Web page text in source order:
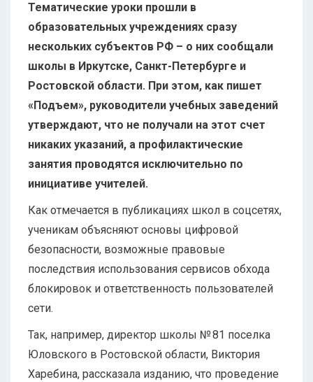
Тематические уроки прошли в
образовательных учреждениях сразу
нескольких субъектов РФ – о них сообщали
школы в Иркутске, Санкт-Петербурге и
Ростовской области. При этом, как пишет
«Подъем», руководители учебных заведений
утверждают, что не получали на этот счет
никаких указаний, а профилактические
занятия проводятся исключительно по
инициативе учителей.
Как отмечается в публикациях школ в соцсетях,
ученикам объясняют основы цифровой
безопасности, возможные правовые
последствия использования сервисов обхода
блокировок и ответственность пользователей
сети.
Так, например, директор школы № 81 поселка
Юловского в Ростовской области, Виктория
Харебина, рассказала изданию, что проведение